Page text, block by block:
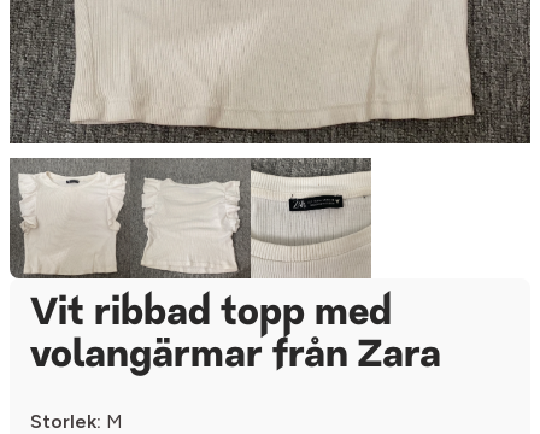
Vit ribbad topp med
volangärmar från Zara
Storlek: M